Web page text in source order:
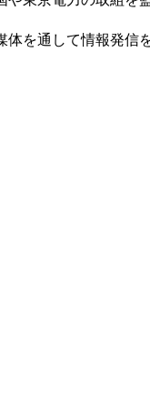
を通して情報発信